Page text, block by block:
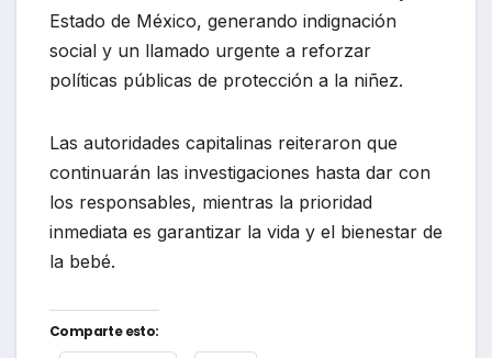
Estado de México, generando indignación
social y un llamado urgente a reforzar
políticas públicas de protección a la niñez.
Las autoridades capitalinas reiteraron que
continuarán las investigaciones hasta dar con
los responsables, mientras la prioridad
inmediata es garantizar la vida y el bienestar de
la bebé.
Comparte esto: